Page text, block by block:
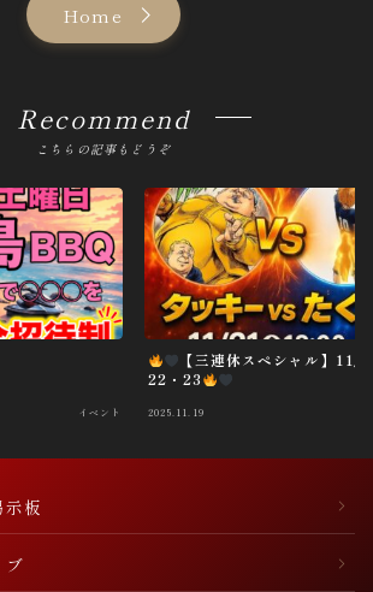
Home
Recommend
こちらの記事もどうぞ
イベント
【三連休スペシャル】11/
22・23
2025.11.19
板
ブ